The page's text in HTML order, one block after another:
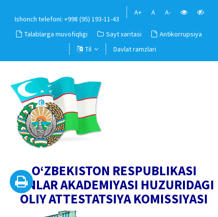
Ishonch telefoni: +998 (95) 193-11-43
A+ A A-
Talablarga muvofiqligi Sayt xaritasi
Antikorrupsiya
Til
Davlat ramzlari
O‘ZBEKISTON RESPUBLIKASI
FANLAR AKADEMIYASI HUZURIDAGI
OLIY ATTESTATSIYA KOMISSIYASI